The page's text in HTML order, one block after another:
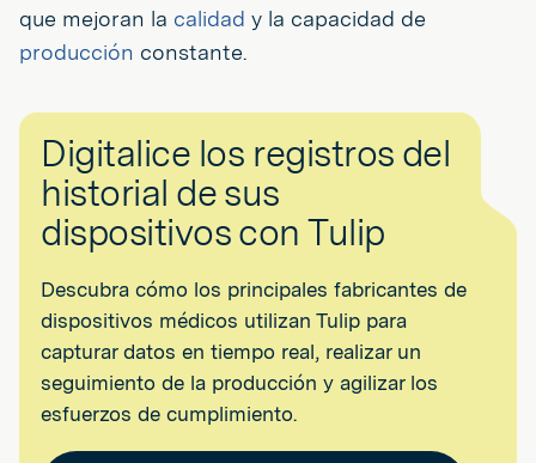
que mejoran la calidad y la capacidad de
producción constante.
Digitalice los registros del
historial de sus
dispositivos con Tulip
Descubra cómo los principales fabricantes de
dispositivos médicos utilizan Tulip para
capturar datos en tiempo real, realizar un
seguimiento de la producción y agilizar los
esfuerzos de cumplimiento.